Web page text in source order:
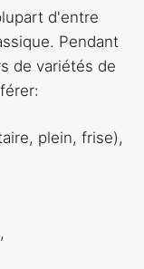
d'entre
Pendant
de variétés de
plein, frise),